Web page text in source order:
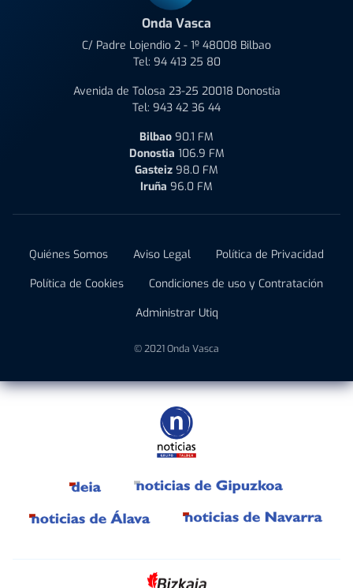
Onda Vasca
C/ Padre Lojendio 2 - 1º 48008 Bilbao
Tel: 94 413 25 80
Avenida de Tolosa 23-25 20018 Donostia
Tel: 943 42 36 44
Bilbao 90.1 FM
Donostia 106.9 FM
Gasteiz 98.0 FM
Iruña 96.0 FM
Quiénes Somos Aviso Legal
Política de Privacidad
Política de Cookies
Condiciones de uso y Contratación
Administrar Utiq
© 2021 Onda Vasca